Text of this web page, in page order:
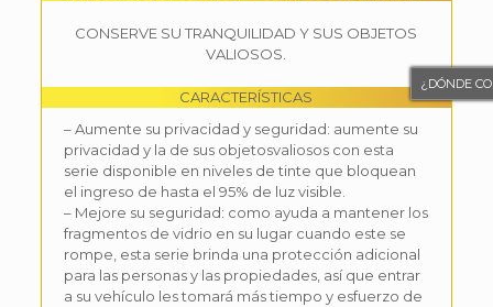
CONSERVE SU TRANQUILIDAD Y SUS OBJETOS
VALIOSOS.
CARACTERÍSTICAS
– Aumente su privacidad y seguridad: aumente su
privacidad y la de sus objetosvaliosos con esta
serie disponible en niveles de tinte que bloquean
el ingreso de hasta el 95% de luz visible.
– Mejore su seguridad: como ayuda a mantener los
fragmentos de vidrio en su lugar cuando este se
rompe, esta serie brinda una protección adicional
para las personas y las propiedades, así que entrar
a su vehículo les tomará más tiempo y esfuerzo de
¿DÓNDE